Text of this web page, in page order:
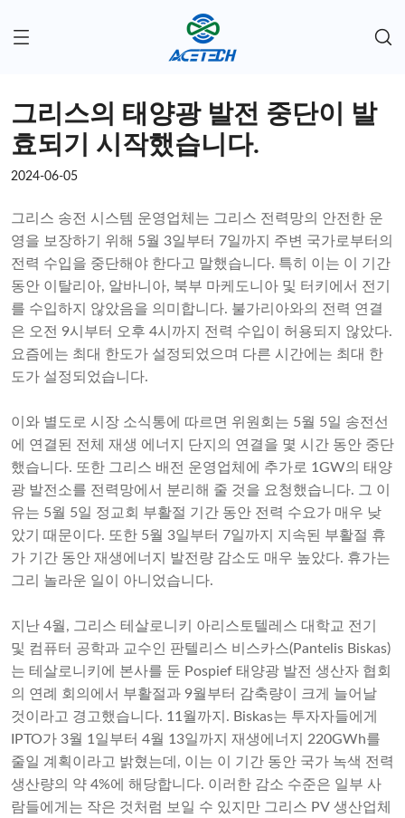
그리스의 태양광 발전 중단이 발
효되기 시작했습니다.
2024-06-05
그리스 송전 시스템 운영업체는 그리스 전력망의 안전한 운
영을 보장하기 위해 5월 3일부터 7일까지 주변 국가로부터의
전력 수입을 중단해야 한다고 말했습니다. 특히 이는 이 기간
동안 이탈리아, 알바니아, 북부 마케도니아 및 터키에서 전기
를 수입하지 않았음을 의미합니다. 불가리아와의 전력 연결
은 오전 9시부터 오후 4시까지 전력 수입이 허용되지 않았다.
요즘에는 최대 한도가 설정되었으며 다른 시간에는 최대 한
도가 설정되었습니다.
이와 별도로 시장 소식통에 따르면 위원회는 5월 5일 송전선
에 연결된 전체 재생 에너지 단지의 연결을 몇 시간 동안 중단
했습니다. 또한 그리스 배전 운영업체에 추가로 1GW의 태양
광 발전소를 전력망에서 분리해 줄 것을 요청했습니다. 그 이
유는 5월 5일 정교회 부활절 기간 동안 전력 수요가 매우 낮
았기 때문이다. 또한 5월 3일부터 7일까지 지속된 부활절 휴
가 기간 동안 재생에너지 발전량 감소도 매우 높았다. 휴가는
그리 놀라운 일이 아니었습니다.
지난 4월, 그리스 테살로니키 아리스토텔레스 대학교 전기
및 컴퓨터 공학과 교수인 판텔리스 비스카스(Pantelis Biskas)
는 테살로니키에 본사를 둔 Pospief 태양광 발전 생산자 협회
의 연례 회의에서 부활절과 9월부터 감축량이 크게 늘어날
것이라고 경고했습니다. 11월까지. Biskas는 투자자들에게
IPTO가 3월 1일부터 4월 13일까지 재생에너지 220GWh를
줄일 계획이라고 밝혔는데, 이는 이 기간 동안 국가 녹색 전력
생산량의 약 4%에 해당합니다. 이러한 감소 수준은 일부 사
람들에게는 작은 것처럼 보일 수 있지만 그리스 PV 생산업체